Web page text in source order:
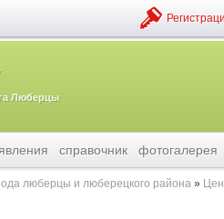
Люберцы
справочник фотогалерея
люберцы и люберецкого района